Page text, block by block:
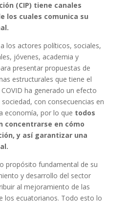
(CIP) tiene canales
los cuales comunica su
los actores políticos, sociales,
jóvenes, academia y
presentar propuestas de
estructurales que tiene el
ha generado un efecto
con consecuencias en
economía, por lo que todos
concentrarse en cómo
y así garantizar una
propósito fundamental de su
y desarrollo del sector
al mejoramiento de las
los ecuatorianos. Todo esto lo